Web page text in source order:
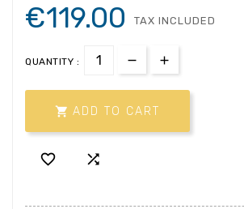
€119.00 TAX INCLUDED
QUANTITY :
 ADD TO CART
 